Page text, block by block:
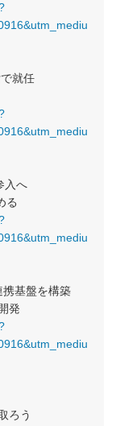
就任
入へ
る
基盤を構築
発
ろう